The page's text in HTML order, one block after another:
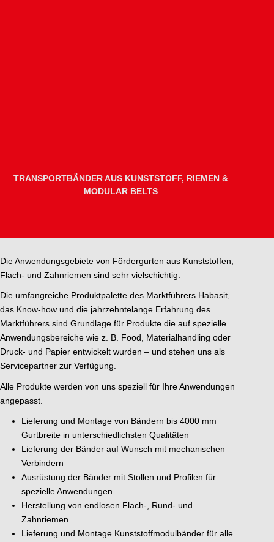
TRANSPORTBÄNDER AUS KUNSTSTOFF, RIEMEN &
MODULAR BELTS
Die Anwendungsgebiete von Fördergurten aus Kunststoffen,
Flach- und Zahnriemen sind sehr vielschichtig.
Die umfangreiche Produktpalette des Marktführers Habasit,
das Know-how und die jahrzehntelange Erfahrung des
Marktführers sind Grundlage für Produkte die auf spezielle
Anwendungsbereiche wie z. B. Food, Materialhandling oder
Druck- und Papier entwickelt wurden – und stehen uns als
Servicepartner zur Verfügung.
Alle Produkte werden von uns speziell für Ihre Anwendungen
angepasst.
Lieferung und Montage von Bändern bis 4000 mm
Gurtbreite in unterschiedlichsten Qualitäten
Lieferung der Bänder auf Wunsch mit mechanischen
Verbindern
Ausrüstung der Bänder mit Stollen und Profilen für
spezielle Anwendungen
Herstellung von endlosen Flach-, Rund- und
Zahnriemen
Lieferung und Montage Kunststoffmodulbänder für alle